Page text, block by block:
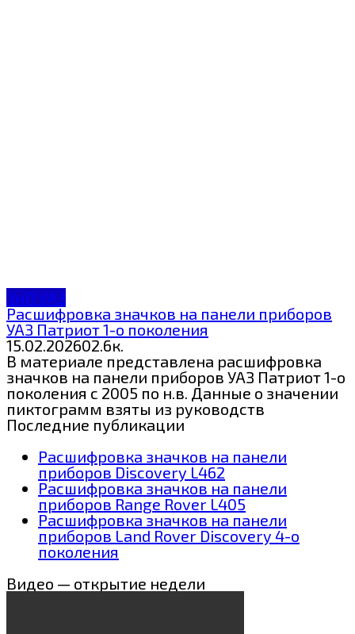
ЗнП УАЗ
Расшифровка значков на панели приборов
УАЗ Патриот 1-о поколения
15.02.202602.6к.
В материале представлена расшифровка
значков на панели приборов УАЗ Патриот 1-о
поколения с 2005 по н.в. Данные о значении
пиктограмм взяты из руководств
Последние публикации
Расшифровка значков на панели
приборов Discovery L462
Расшифровка значков на панели
приборов Range Rover L405
Расшифровка значков на панели
приборов Land Rover Discovery 4-о
поколения
Видео — открытие недели